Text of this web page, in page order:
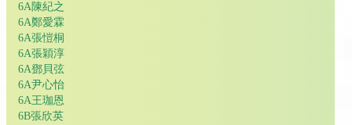
6A陳紀之
6A鄭愛霖
6A張愷桐
6A張穎淳
6A鄧貝弦
6A尹心怡
6A王珈恩
6B張欣英